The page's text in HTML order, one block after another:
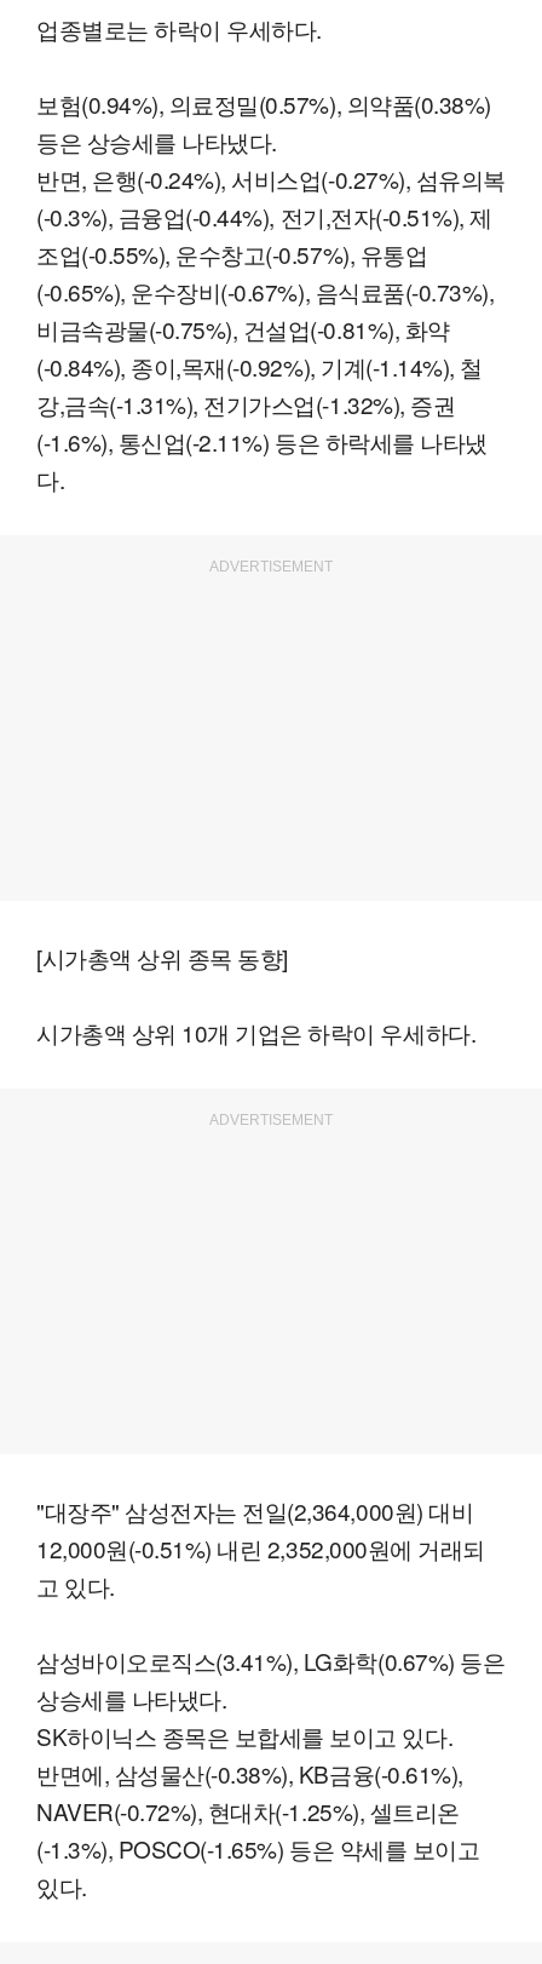
업종별로는 하락이 우세하다.
보험(0.94%), 의료정밀(0.57%), 의약품(0.38%)
등은 상승세를 나타냈다.
반면, 은행(-0.24%), 서비스업(-0.27%), 섬유의복
(-0.3%), 금융업(-0.44%), 전기,전자(-0.51%), 제
조업(-0.55%), 운수창고(-0.57%), 유통업
(-0.65%), 운수장비(-0.67%), 음식료품(-0.73%),
비금속광물(-0.75%), 건설업(-0.81%), 화약
(-0.84%), 종이,목재(-0.92%), 기계(-1.14%), 철
강,금속(-1.31%), 전기가스업(-1.32%), 증권
(-1.6%), 통신업(-2.11%) 등은 하락세를 나타냈
다.
ADVERTISEMENT
[시가총액 상위 종목 동향]
시가총액 상위 10개 기업은 하락이 우세하다.
ADVERTISEMENT
"대장주" 삼성전자는 전일(2,364,000원) 대비
12,000원(-0.51%) 내린 2,352,000원에 거래되
고 있다.
삼성바이오로직스(3.41%), LG화학(0.67%) 등은
상승세를 나타냈다.
SK하이닉스 종목은 보합세를 보이고 있다.
반면에, 삼성물산(-0.38%), KB금융(-0.61%),
NAVER(-0.72%), 현대차(-1.25%), 셀트리온
(-1.3%), POSCO(-1.65%) 등은 약세를 보이고
있다.